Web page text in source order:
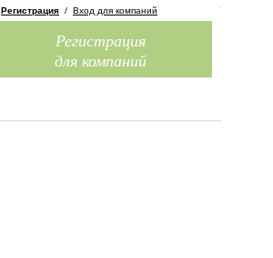
Регистрация / Вход для компаний
Регистрация
для компаний